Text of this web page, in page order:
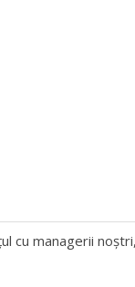
cu managerii